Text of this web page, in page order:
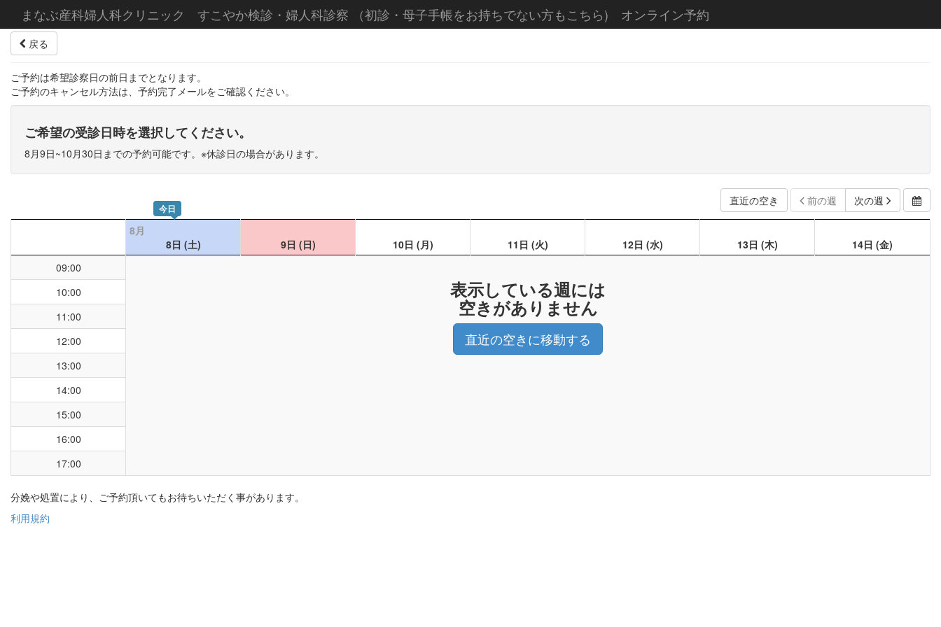
まなぶ産科婦人科クリニック すこやか検診・婦人科診察 （初診・母子手帳をお持ちでない方もこちら) オンライン予約
戻る
ご予約は希望診察日の前日までとなります。
ご予約のキャンセル方法は、予約完了メールをご確認ください。
ご希望の受診日時を選択してください。
8月9日~10月30日までの予約可能です。※休診日の場合があります。
直近の空き 前の週 次の週
今日
8月
8日 (土) 9日 (日) 10日 (月) 11日 (火) 12日 (水) 13日 (木) 14日 (金)
09:00
表示している週には
空きがありません
直近の空きに移動する
10:00
11:00
12:00
13:00
14:00
15:00
16:00
17:00
分娩や処置により、ご予約頂いてもお待ちいただく事があります。
利用規約